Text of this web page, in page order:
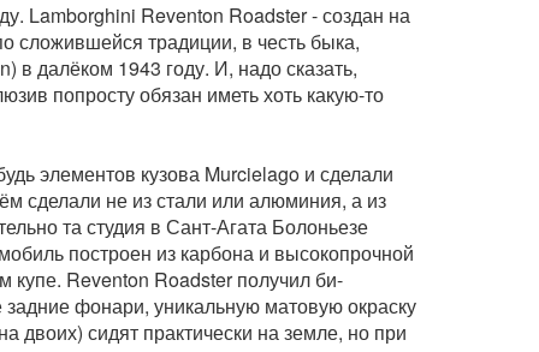
Lamborghini Reventon Roadster - создан на
сложившейся традиции, в честь быка,
в далёком 1943 году. И, надо сказать,
попросту обязан иметь хоть какую-то
элементов кузова Murcielago и сделали
сделали не из стали или алюминия, а из
та студия в Сант-Агата Болоньезе
построен из карбона и высокопрочной
купе. Reventon Roadster получил би-
фонари, уникальную матовую окраску
двоих) сидят практически на земле, но при